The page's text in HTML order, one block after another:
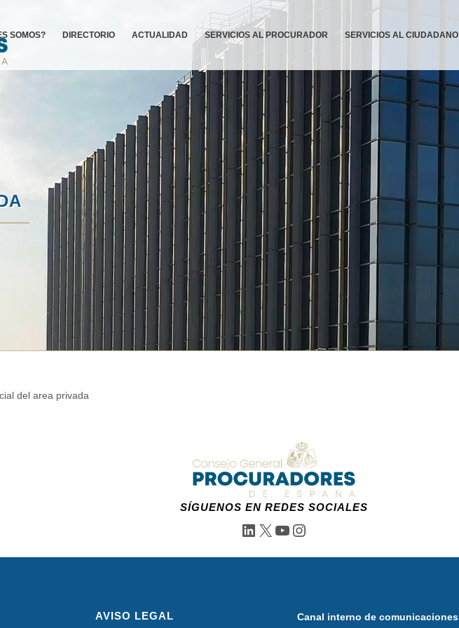
SOMOS? DIRECTORIO ACTUALIDAD SERVICIOS AL PROCURADOR SERVICIOS AL CIUDADANO
del area privada
SÍGUENOS EN REDES SOCIALES
LinkedIn
X YouTube
Instagram
AVISO LEGAL Canal interno de comunicaciones